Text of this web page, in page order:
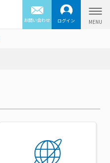
お問い合わせ ログイン